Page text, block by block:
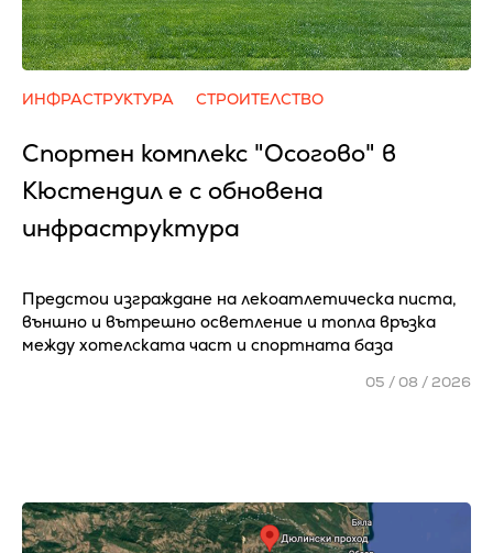
ИНФРАСТРУКТУРА СТРОИТЕЛСТВО
Спортен комплекс "Осогово" в
Кюстендил е с обновена
инфраструктура
Предстои изграждане на лекоатлетическа писта,
външно и вътрешно осветление и топла връзка
между хотелската част и спортната база
05 / 08 / 2026